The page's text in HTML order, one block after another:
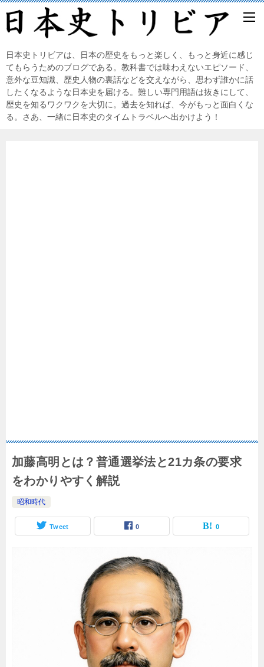
日本史トリビアは、日本の歴史をもっと楽しく、もっと身近に感じ
てもらうためのブログである。教科書では味わえないエピソード、
意外な豆知識、歴史人物の裏話などを交えながら、思わず誰かに話
したくなるような日本史を届ける。難しい専門用語は抜きにして、
歴史を知るワクワクを大切に。過去を知れば、今がもっと面白くな
る。さあ、一緒に日本史のタイムトラベルへ出かけよう！
加藤高明とは？普通選挙法と21カ条の要求
をわかりやすく解説
昭和時代
Tweet 0 0